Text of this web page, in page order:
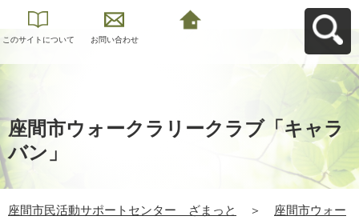
このサイトについて お問い合わせ
座間市ウォークラリークラブ「キャラ
バン」
座間市民活動サポートセンター ざまっと ＞
座間市ウォー